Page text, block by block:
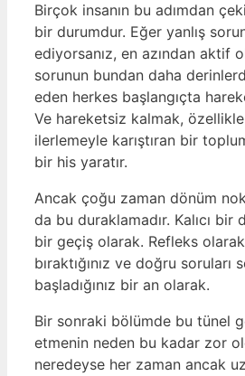
Birçok insanın bu adımdan
bir durumdur. Eğer yanlış
ediyorsanız, en azından aktif
sorunun bundan daha
eden herkes başlangıçta
Ve hareketsiz kalmak,
ilerlemeyle karıştıran bir
bir his yaratır.
Ancak çoğu zaman dönüm
da bu duraklamadır. Kalıcı
bir geçiş olarak. Refleks
bıraktığınız ve doğru soruları
başladığınız bir an olarak.
Bir sonraki bölümde bu tünel
etmenin neden bu kadar zor
neredeyse her zaman ancak